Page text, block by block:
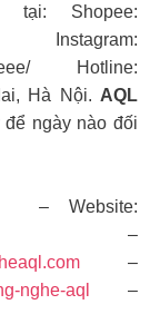
tại: Shopee:
Instagram:
Hotline:
Hà Nội. AQL
để ngày nào đối
– Website:
–
nghe-aql
–